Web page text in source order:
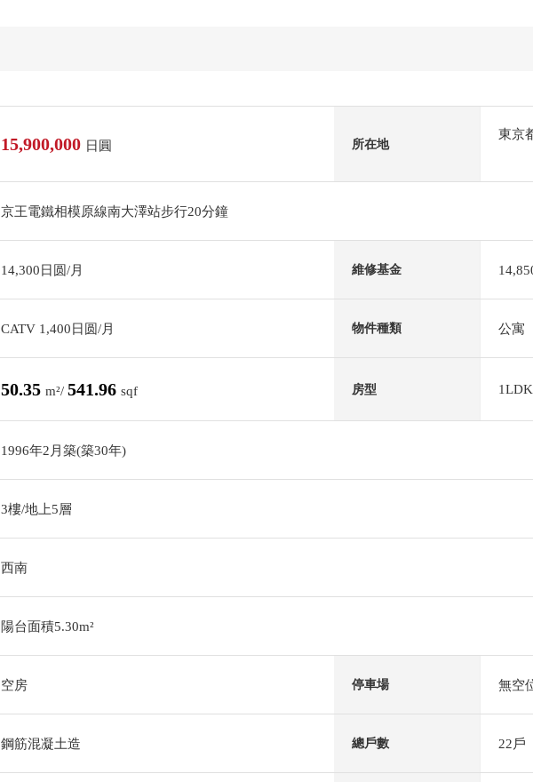
15,900,000 日圓 所在地
東京
京王電鐵相模原線南大澤站步行20分鐘
14,300日圆/月 維修基金
CATV 1,400日圆/月 物件種類 公寓
50.35 m²/ 541.96 sqf 房型 1LDK
1996年2月築(築30年)
3樓/地上5層
西南
陽台面積5.30m²
空房 停車場 無空
鋼筋混凝土造 總戶數 22戶